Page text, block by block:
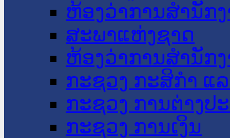
ຫ້ອງວ່າການສໍານັກ
ສະພາແຫ່ງຊາດ
ຫ້ອງວ່າການສຳນັກ
ກະຊວງ ກະສິກຳ ແ
ກະຊວງ ການຕ່າງປ
ກະຊວງ ການເງິນ